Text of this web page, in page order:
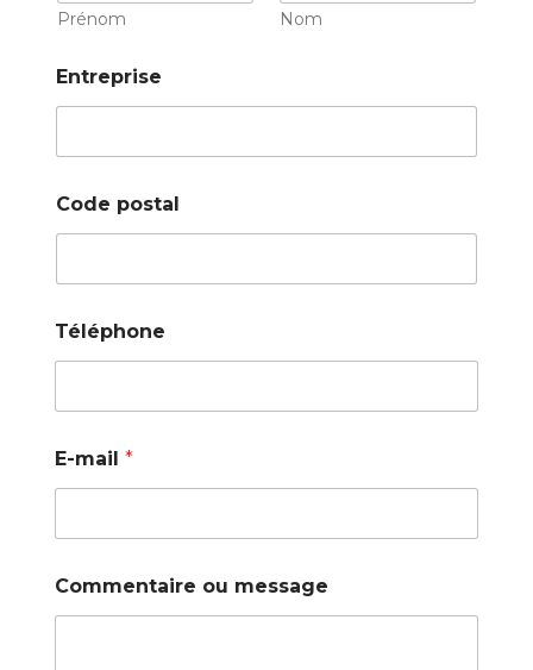
Prénom Nom
Entreprise
Code postal
Téléphone
E-mail *
Commentaire ou message